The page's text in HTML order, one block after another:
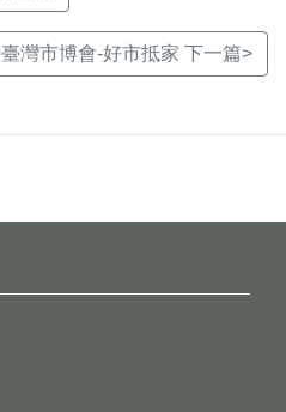
臺灣市博會-好市抵家 下一篇>